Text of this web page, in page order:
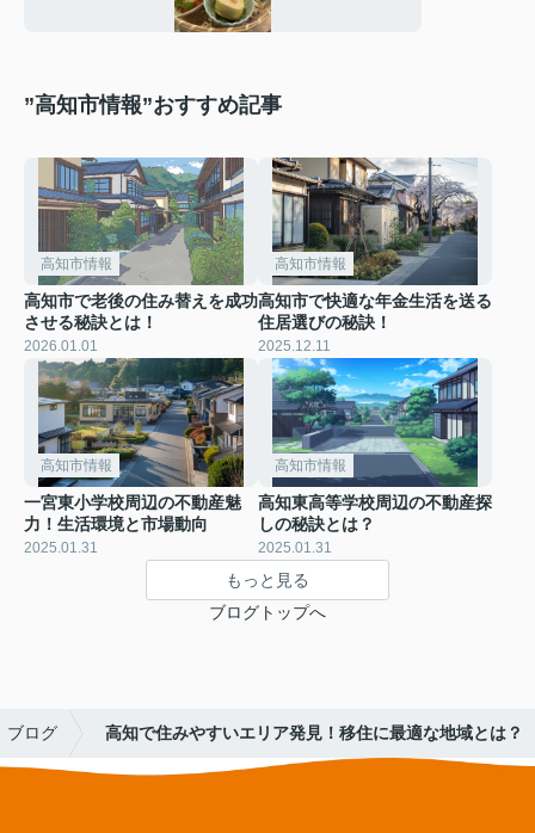
”高知市情報”おすすめ記事
高知市情報
高知市で老後の住み替えを成功
させる秘訣とは！
2026.01.01
高知市情報
高知市で快適な年金生活を送る
住居選びの秘訣！
2025.12.11
高知市情報
一宮東小学校周辺の不動産魅
力！生活環境と市場動向
2025.01.31
高知市情報
高知東高等学校周辺の不動産探
しの秘訣とは？
2025.01.31
もっと見る
ブログトップへ
ブログ 高知で住みやすいエリア発見！移住に最適な地域とは？